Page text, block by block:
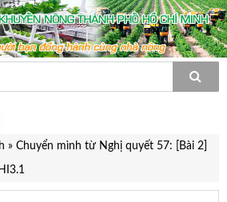
» Chuyển mình từ Nghị quyết 57: [Bài 2]
HI3.1